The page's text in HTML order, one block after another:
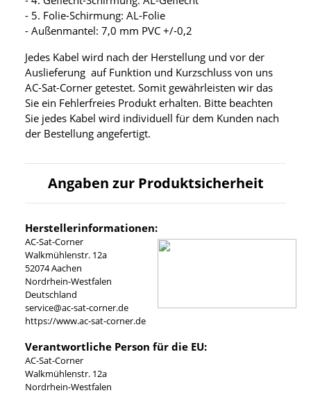
- 5. Folie-Schirmung: AL-Folie
- Außenmantel: 7,0 mm PVC +/-0,2
Jedes Kabel wird nach der Herstellung und vor der
Auslieferung auf Funktion und Kurzschluss von uns
AC-Sat-Corner getestet. Somit gewährleisten wir das
Sie ein Fehlerfreies Produkt erhalten. Bitte beachten
Sie jedes Kabel wird individuell für dem Kunden nach
der Bestellung angefertigt.
Angaben zur Produktsicherheit
Herstellerinformationen:
AC-Sat-Corner
Walkmühlenstr. 12a
52074 Aachen
Nordrhein-Westfalen
Deutschland
service@ac-sat-corner.de
https://www.ac-sat-corner.de
Verantwortliche Person für die EU:
AC-Sat-Corner
Walkmühlenstr. 12a
Nordrhein-Westfalen